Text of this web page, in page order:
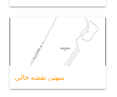
منهتن نقشه خالی